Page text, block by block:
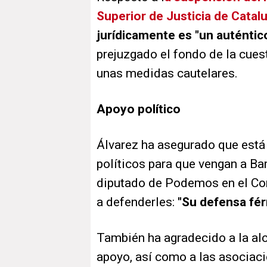
Superior de Justicia de
jurídicamente es "un
prejuzgado el fondo de la
unas medidas cautelares.
Apoyo político
Álvarez ha asegurado que
políticos para que vengan a
diputado de Podemos en el
a defenderles: "Su defensa
También ha agradecido a la
apoyo, así como a las